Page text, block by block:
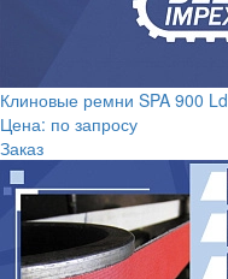
Клиновые ремни SPA 900 Ld
Цена: по запросу
Заказ